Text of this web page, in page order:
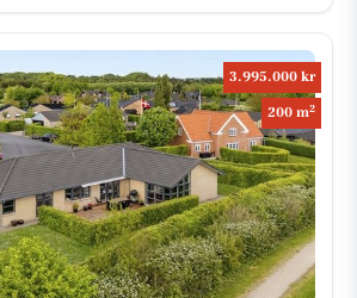
3.995.000 kr
200 m2